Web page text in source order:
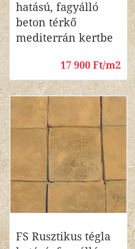
hatású, fagyálló
beton térkő
mediterrán kertbe
17 900 Ft/m2
FS Rusztikus tégla